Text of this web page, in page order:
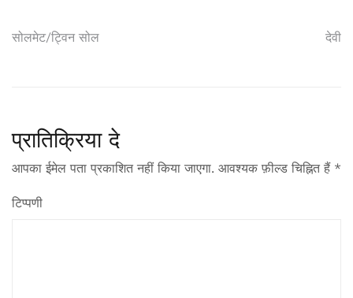
पोस्ट
सोलमेट/ट्विन सोल देवी
प्रातिक्रिया दे
आपका ईमेल पता प्रकाशित नहीं किया जाएगा. आवश्यक फ़ील्ड चिह्नित हैं *
टिप्पणी